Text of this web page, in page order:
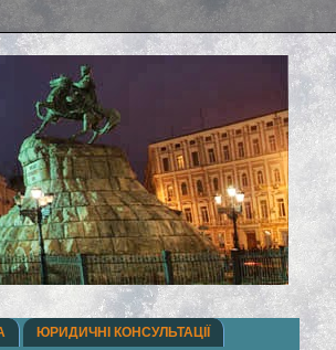
ЮРИДИЧНІ КОНСУЛЬТАЦІЇ